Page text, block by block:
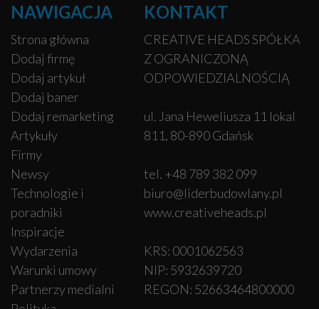
NAWIGACJA
Strona główna
Dodaj firmę
Dodaj artykuł
Dodaj baner
Dodaj remarketing
Artykuły
Firmy
Newsy
Technologie i
poradniki
Inspiracje
Wydarzenia
Warunki umowy
Partnerzy medialni
KONTAKT
CREATIVE HEADS SPÓŁKA
Z OGRANICZONĄ
ODPOWIEDZIALNOŚCIĄ
ul. Jana Heweliusza 11 lokal
811, 80-890 Gdańsk
tel. +48 789 382 099
biuro@liderbudowlany.pl
www.creativeheads.pl
KRS: 0001062563
NIP: 5932639720
REGON: 52663464800000